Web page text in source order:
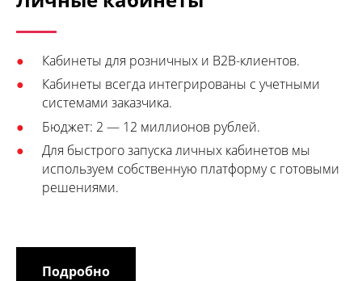
Кабинеты для розничных и B2B-клиентов.
Кабинеты всегда интегрированы с учетными
системами заказчика.
Бюджет: 2 — 12 миллионов рублей.
Для быстрого запуска личных кабинетов мы
используем собственную платформу с готовыми
решениями.
Подробно